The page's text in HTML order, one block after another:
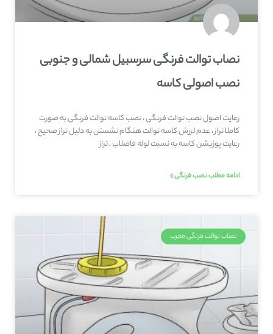
نصاب توالت فرنگی سرسبیل شمالی و جنوبی
نصب اصولی کاسه
رعایت اصول نصب توالت فرنگی ، نصب کاسه توالت فرنگی به صورت
کاملا تراز ، عدم لرزش کاسه توالت هنگام نشستن به دلیل تراز صحیح ،
رعایت پوزیشن کاسه به نسبت لوله فاضلاب ، تراز
ادامه مطلب نصب فرنگی »
نصاب توالت فرنگی مجرب